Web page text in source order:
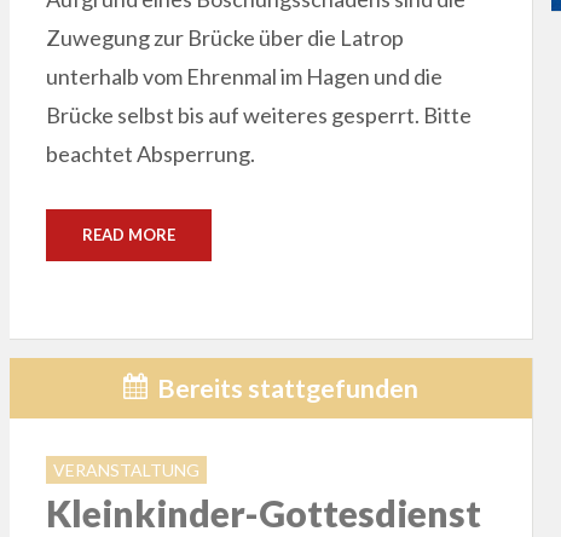
Zuwegung zur Brücke über die Latrop
unterhalb vom Ehrenmal im Hagen und die
Brücke selbst bis auf weiteres gesperrt. Bitte
beachtet Absperrung.
READ MORE
Bereits stattgefunden
VERANSTALTUNG
Kleinkinder-Gottesdienst